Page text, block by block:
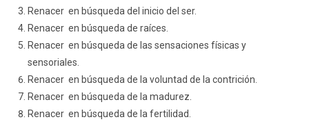
Renacer en búsqueda del inicio del ser.
Renacer en búsqueda de raíces.
Renacer en búsqueda de las sensaciones físicas y
sensoriales.
Renacer en búsqueda de la voluntad de la contrición.
Renacer en búsqueda de la madurez.
Renacer en búsqueda de la fertilidad.